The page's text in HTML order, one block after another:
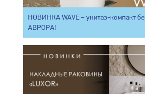
НОВИНКА WAVE – унитаз-компакт
АВРОРА!